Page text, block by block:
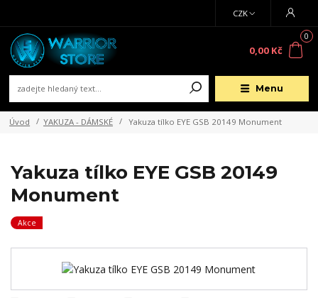
Menu
CZK
0
0,00 Kč
Úvod YAKUZA - DÁMSKÉ Yakuza tílko EYE GSB 20149 Monument
Yakuza tílko EYE GSB 20149
Monument
Akce